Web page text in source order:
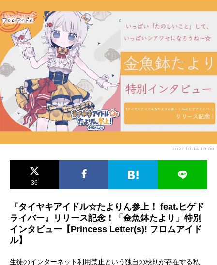
2.5次元 配信・Vtuber トレンド 無料マンガ
最新記事一覧
アニメ記事一覧 声優記事一覧
アニメ映画一覧 実写化映画一覧
今期アニメ曜日別一覧
春アニメ 夏アニメ
男性声優/女性声優一覧
2022-10-14 18:00
36
『タイヤキアイドル☆たよりん参上！ feat.ヒゲド
ライバー』リリース記念！「金魚鉢たより」特別
インタビュー【Princess Letter(s)! フロムアイド
ル】
生徒のインターネット利用禁止という独自の校則が存在する私